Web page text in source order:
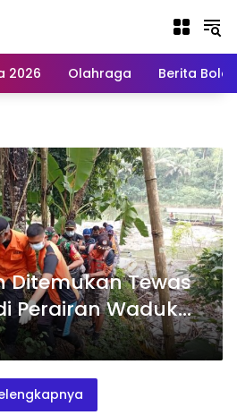
2026 Olahraga Berita Bola
Ditemukan Tewas
Perairan Waduk